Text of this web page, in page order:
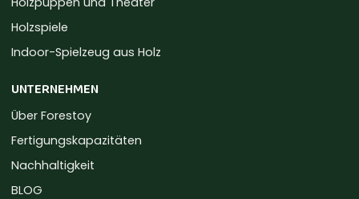
Holzspiele
Indoor-Spielzeug aus Holz
UNTERNEHMEN
Über Forestoy
Fertigungskapazitäten
Nachhaltigkeit
BLOG